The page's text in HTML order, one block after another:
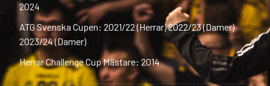
2024
ATG Svenska Cupen: 2021/22 (Herrar) 2022/23 (Damer)
2023/24 (Damer)
Herrar Challenge Cup Mästare: 2014